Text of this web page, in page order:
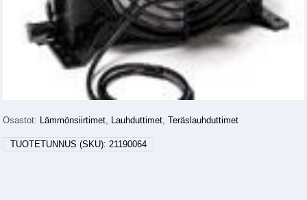
Osastot: Lämmönsiirtimet, Lauhduttimet,Teräslauhduttimet
TUOTETUNNUS (SKU):21190064